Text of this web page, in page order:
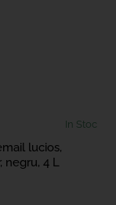
In Stoc
lucios,
4 L